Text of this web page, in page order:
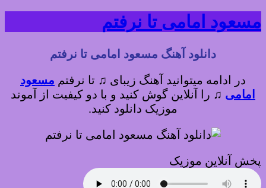
مسعود امامی تا نرفتم
دانلود آهنگ مسعود امامی تا نرفتم
در ادامه میتوانید آهنگ زیبای ♫ تا نرفتم مسعود
امامی ♫ را آنلاین گوش کنید و با دو کیفیت از آموند
موزیک دانلود کنید.
پخش آنلاین موزیک